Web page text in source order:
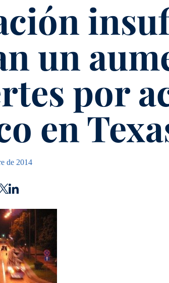
un
por
en
de 2014